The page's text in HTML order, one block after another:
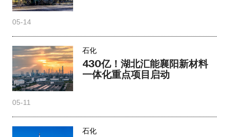
05-14
石化
430亿！湖北汇能襄阳新材料
一体化重点项目启动
05-11
石化